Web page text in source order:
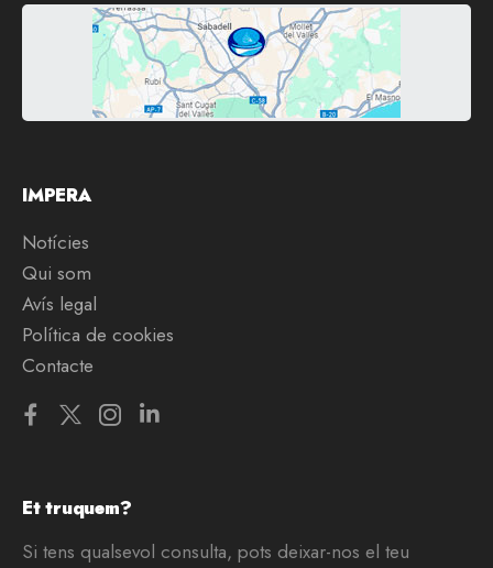
IMPERA
Notícies
Qui som
Avís legal
Política de cookies
Contacte
Et truquem?
Si tens qualsevol consulta, pots deixar-nos el teu